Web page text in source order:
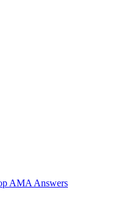
AMA Answers